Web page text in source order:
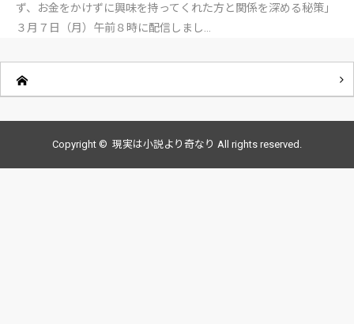
ず、お金をかけずに興味を持ってくれた方と関係を深める秘策」
３月７日（月）午前８時に配信しまし…
Copyright © 現実は小説より奇なり All rights reserved.